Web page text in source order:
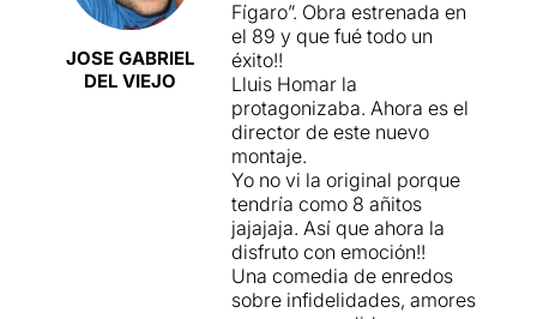
JOSE GABRIEL
DEL VIEJO
Fígaro”. Obra estrenada en
el 89 y que fué todo un
éxito!!
Lluis Homar la
protagonizaba. Ahora es el
director de este nuevo
montaje.
Yo no vi la original porque
tendría como 8 añitos
jajajaja. Así que ahora la
disfruto con emoción!!
Una comedia de enredos
sobre infidelidades, amores